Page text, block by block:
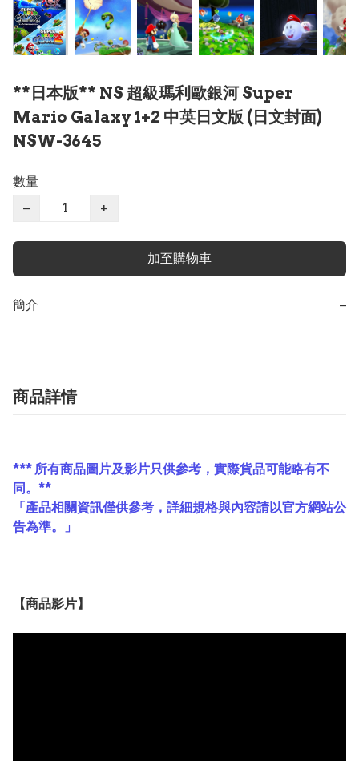
**日本版** NS 超級瑪利歐銀河 Super
Mario Galaxy 1+2 中英日文版 (日文封面)
NSW-3645
數量
−
+
加至購物車
簡介 −
商品詳情
*** 所有商品圖片及影片只供參考，實際貨品可能略有不
同。**
「產品相關資訊僅供參考，詳細規格與內容請以官方網站公
告為準。」
【商品影片】